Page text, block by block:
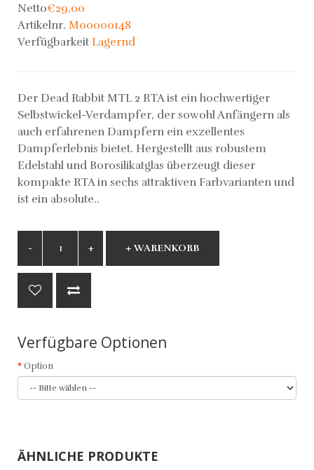
Netto€29,00
Artikelnr. M00000148
Verfügbarkeit Lagernd
Der Dead Rabbit MTL 2 RTA ist ein hochwertiger
Selbstwickel-Verdampfer, der sowohl Anfängern als
auch erfahrenen Dampfern ein exzellentes
Dampferlebnis bietet. Hergestellt aus robustem
Edelstahl und Borosilikatglas überzeugt dieser
kompakte RTA in sechs attraktiven Farbvarianten und
ist ein absolute..
+ WARENKORB
Verfügbare Optionen
Option
ÄHNLICHE PRODUKTE